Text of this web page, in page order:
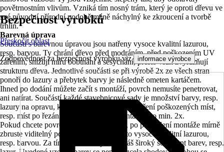
povětrnostním vlivům. Vzniká tím nosný trám, který je oproti dřevu ve
své původní přírodní podobě méně náchylný ke zkroucení a tvorbě
trhlin.
Barevná úprava
Součásti s barevnou úpravou jsou natřeny vysoce kvalitní lazurou,
resp. barvou. Ty chrání dřevo před modráním, před poškozením UV
zářením, snižují míru bobtnání a sesychání, přesto však zvýrazňují
strukturu dřeva. Jednotlivé součásti se při výrobě 2x ze všech stran
ponoří do lazury a přebytek barvy je následně ometen kartáčem.
Ihned po dodání můžete začít s montáží, povrch nemusíte penetrovat,
ani natírat. Součástí každé stavebnicové sady je množství barvy, resp.
lazury na opravu, kterou můžete použít k přetření poškozených míst,
resp. míst po řezání a šroubování při montáži, a to min. 2x.
Pokud chcete povrch dále zdokonalovat, po provedení montáže mírně
zbruste viditelný povrch a natřete jej touto vysoce kvalitní lazurou,
resp. barvou. Za tímto účelem využijte náš široký sortiment barev, resp.
Bezpečnost výrobků
Přeskočit oblast
Zodpovědnost za bezpečnost výrobku viz informace výrobce .